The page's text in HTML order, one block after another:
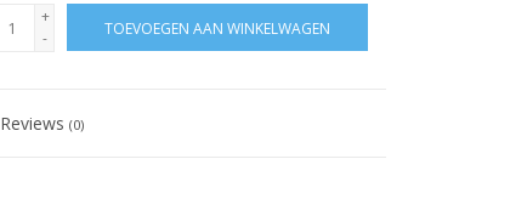
+
-
TOEVOEGEN AAN WINKELWAGEN
Reviews(0)